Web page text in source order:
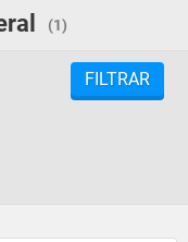
(1)
FILTRAR